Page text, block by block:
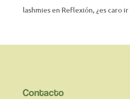
lashmiesen Reflexión, ¿es caro
Contacto